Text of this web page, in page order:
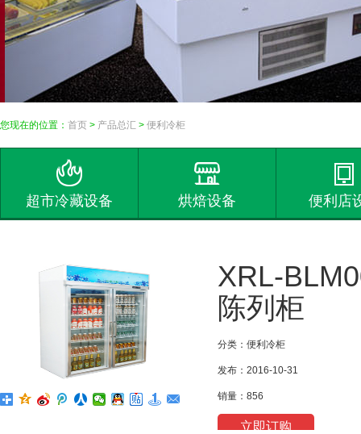
您现在的位置： 首页 > 产品总汇 > 便利冷柜
超市冷藏设备 烘焙设备 便利店
XRL-
陈列柜
分类：便利冷柜
发布：2016-10-31
销量：856
立即订购